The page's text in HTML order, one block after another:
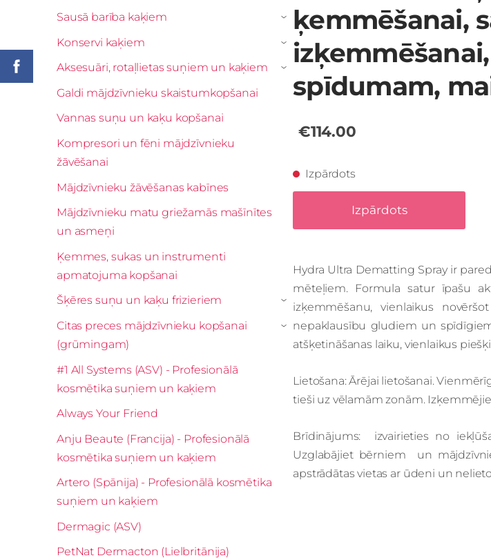
Sausā barība kaķiem ›
Konservi kaķiem ›
Aksesuāri, rotaļlietas suņiem un kaķiem ›
Galdi mājdzīvnieku skaistumkopšanai
Vannas suņu un kaķu kopšanai
Kompresori un fēni mājdzīvnieku
žāvēšanai
Mājdzīvnieku žāvēšanas kabīnes
Mājdzīvnieku matu griežamās mašīnītes
un asmeņi
Ķemmes, sukas un instrumenti
apmatojuma kopšanai
Šķēres suņu un kaķu frizieriem
›
Citas preces mājdzīvnieku kopšanai
(grūmingam)
›
#1 All Systems (ASV) - Profesionālā
kosmētika suņiem un kaķiem
Always Your Friend
Anju Beaute (Francija) - Profesionālā
kosmētika suņiem un kaķiem
Artero (Spānija) - Profesionālā kosmētika
suņiem un kaķiem
Dermagic (ASV)
PetNat Dermacton (Lielbritānija)
ķemmēšanai,
izķemmēšanai,
spīdumam,
€114.00
Izpārdots
Izpārdots
Hydra Ultra Dematting Spray ir
mēteļiem.
Formula satur īpašu
izķemmēšanu, vienlaikus
nepaklausību gludiem un
atšķetināšanas laiku, vienlaikus
Lietošana: Ārējai lietošanai.
tieši uz vēlamām zonām.
Brīdinājums: izvairieties no
Uzglabājiet bērniem un
apstrādātas vietas ar ūdeni un